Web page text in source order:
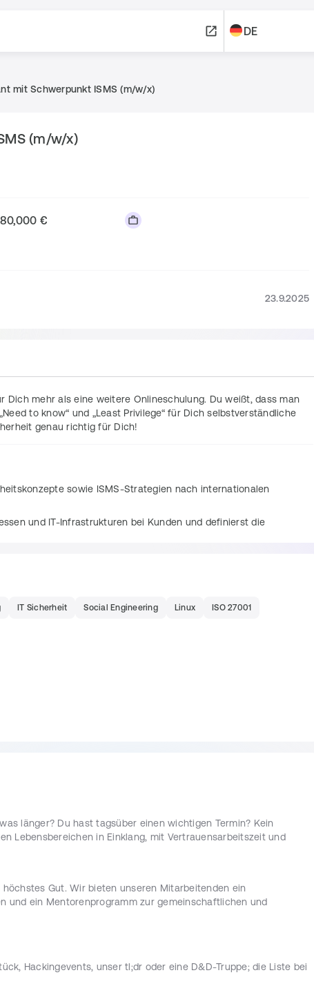
DE
mit Schwerpunkt ISMS (m/w/x)
(m/w/x)
€
23.9.2025
mehr als eine weitere Onlineschulung. Du weißt, dass man
to know“ und „Least Privilege“ für Dich selbstverständliche
genau richtig für Dich!
sowie ISMS-Strategien nach internationalen
und IT-Infrastrukturen bei Kunden und definierst die
zur Informationssicherheit
und kontinuierlicher Verbesserung des ISMS
Werdegängen und somit unterschiedlichen Denk-
freundschaftliches Miteinander, Vertrauen, die richtige Portion
legen großen Wert auf gemeinsame und individuelle
volles Potenzial entfalten, um die Zukunft sicherer zu
IT Sicherheit Social Engineering Linux ISO 27001
länger? Du hast tagsüber einen wichtigen Termin? Kein
Lebensbereichen in Einklang, mit Vertrauensarbeitszeit und
Gut. Wir bieten unseren Mitarbeitenden ein
und ein Mentorenprogramm zur gemeinschaftlichen und
Hackingevents, unser tl;dr oder eine D&D-Truppe; die Liste bei